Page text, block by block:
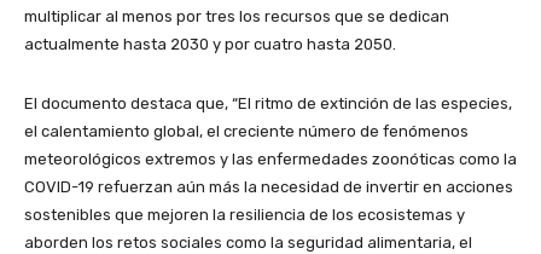
multiplicar al menos por tres los recursos que se dedican
actualmente hasta 2030 y por cuatro hasta 2050.
El documento destaca que, “El ritmo de extinción de las especies,
el calentamiento global, el creciente número de fenómenos
meteorológicos extremos y las enfermedades zoonóticas como la
COVID-19 refuerzan aún más la necesidad de invertir en acciones
sostenibles que mejoren la resiliencia de los ecosistemas y
aborden los retos sociales como la seguridad alimentaria, el